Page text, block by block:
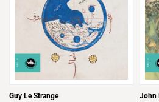
Guy Le Strange John